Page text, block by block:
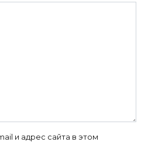
и адрес сайта в этом